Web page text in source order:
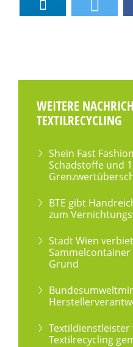
WEITERE
TEXTILRECYCLING
Shein Fast
Schadstoffe und
BTE gibt
zum
Stadt Wien
Grund
Textilrecycling